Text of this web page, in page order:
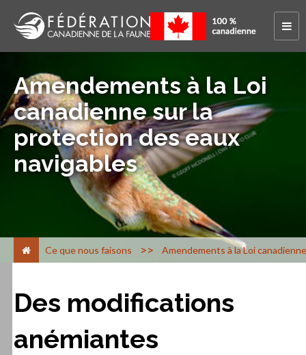
Amendements à la Loi
canadienne sur la
protection des eaux
navigables
Ce que nous faisons > Amendements à la Loi
Des modifications
anémiantes